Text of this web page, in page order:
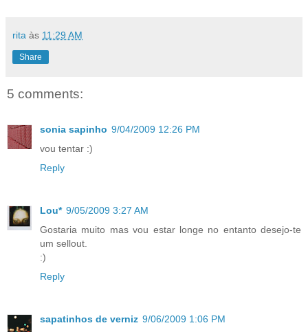
rita às 11:29 AM
Share
5 comments:
sonia sapinho 9/04/2009 12:26 PM
vou tentar :)
Reply
Lou* 9/05/2009 3:27 AM
Gostaria muito mas vou estar longe no entanto desejo-te
um sellout.
:)
Reply
sapatinhos de verniz 9/06/2009 1:06 PM